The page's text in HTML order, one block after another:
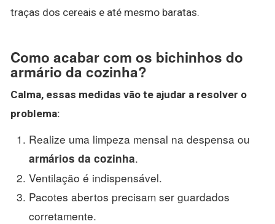
traças dos cereais e até mesmo baratas.
Como acabar com os bichinhos do
armário da cozinha?
Calma, essas medidas vão te ajudar a resolver o
problema:
Realize uma limpeza mensal na despensa ou
armários da cozinha.
Ventilação é indispensável.
Pacotes abertos precisam ser guardados
corretamente.